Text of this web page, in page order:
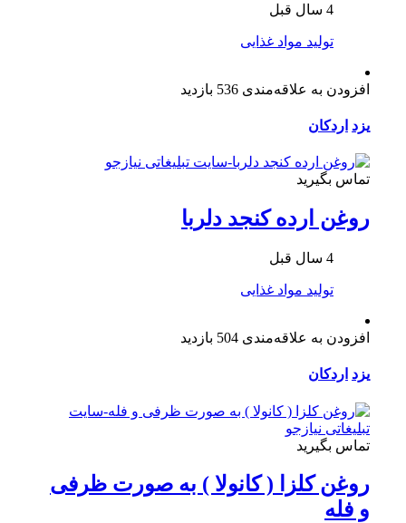
4 سال قبل
تولید مواد غذایی
افزودن به علاقه‌مندی 536 بازدید
یزد اردکان
تماس بگیرید
روغن ارده کنجد دلربا
4 سال قبل
تولید مواد غذایی
افزودن به علاقه‌مندی 504 بازدید
یزد اردکان
تماس بگیرید
روغن کلزا ( کانولا ) به صورت ظرفی
و فله